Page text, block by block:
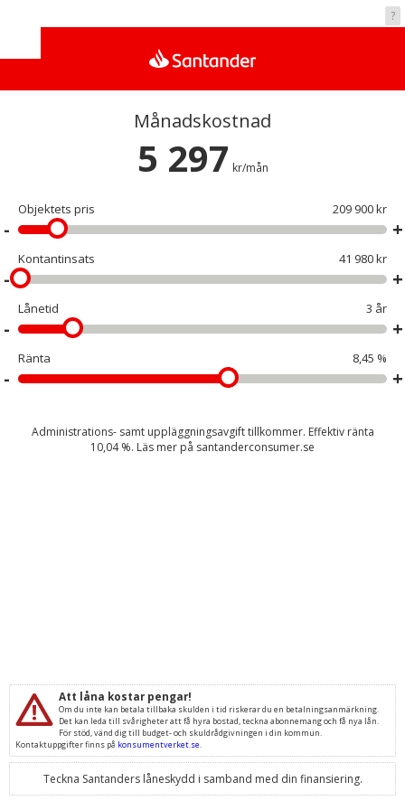
Månadskostnad
5 297 kr/mån
209 900 kr
Objektets pris
41 980 kr
Kontantinsats
3 år
Lånetid
8,45 %
Ränta
Administrations- samt uppläggningsavgift tillkommer. Effektiv ränta
10,04%. Läs mer på santanderconsumer.se
?
Att låna kostar pengar!
Om du inte kan betala tillbaka skulden i tid riskerar du en betalningsanmärkning.
Det kan leda till svårigheter att få hyra bostad, teckna abonnemang och få nya lån.
För stöd, vänd dig till budget- och skuldrådgivningen i din kommun.
Kontaktuppgifter finns på konsumentverket.se.
Teckna Santanders låneskydd i samband med din finansiering.